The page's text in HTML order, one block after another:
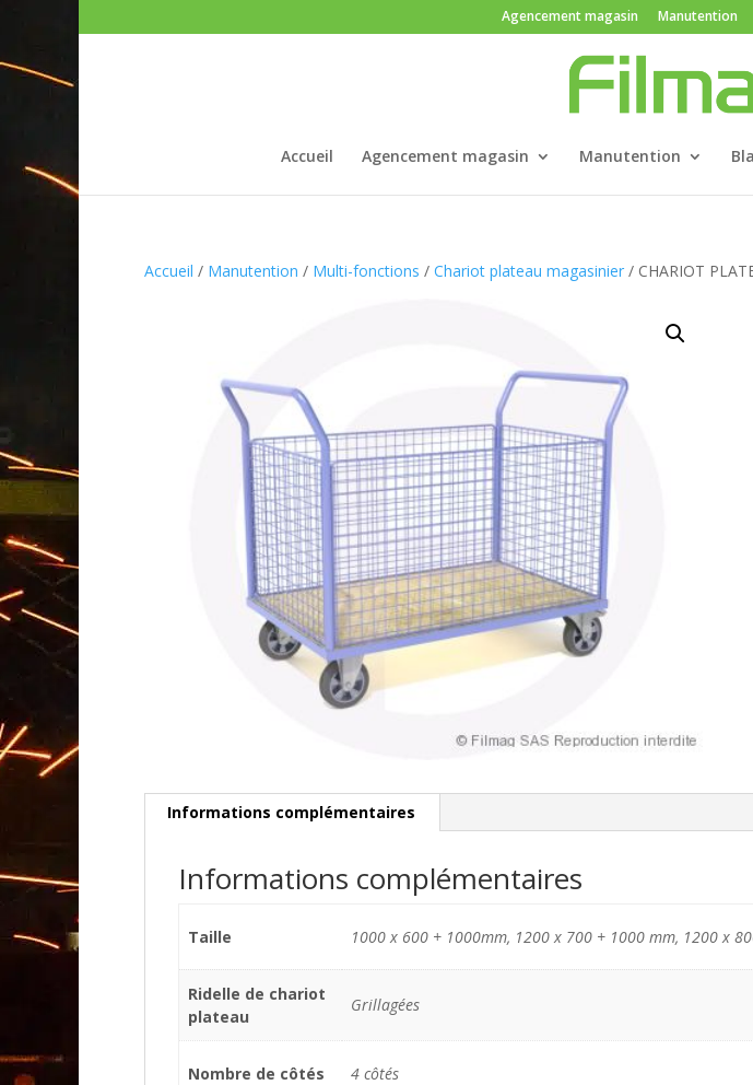
Agencement magasin Manutention
Accueil Agencement magasin Manutention
Accueil / Manutention / Multi-fonctions / Chariot plateau magasinier / CHARIOT
Informations complémentaires
Informations complémentaires
Taille 1000 x 600 + 1000mm, 1200 x 700 + 1000 mm, 1200 x
Ridelle de chariot
plateau
Grillagées
Nombre de côtés 4 côtés